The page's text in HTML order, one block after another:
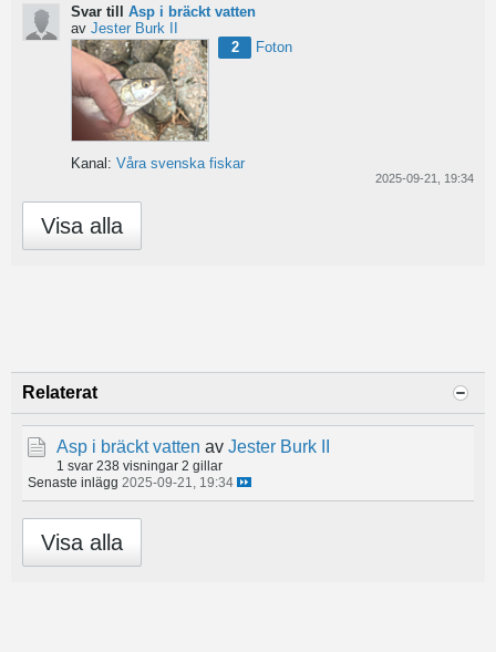
Svar till Asp i bräckt vatten
av Jester Burk II
2
Foton
Kanal: Våra svenska fiskar
2025-09-21, 19:34
Visa alla
Relaterat
Asp i bräckt vatten av Jester Burk II
1 svar 238 visningar 2 gillar
Senaste inlägg 2025-09-21, 19:34
Visa alla